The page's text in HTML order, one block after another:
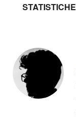
STATISTICHE